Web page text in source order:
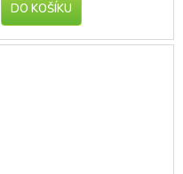
DO KOŠÍKU